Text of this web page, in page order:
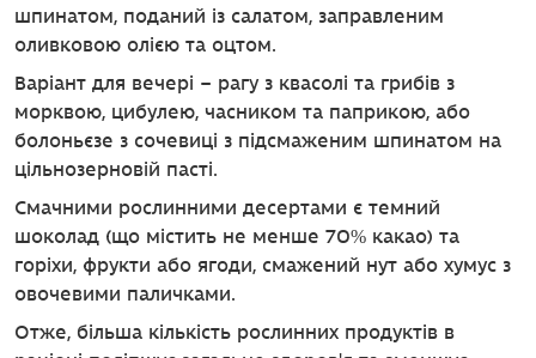
шпинатом, поданий із салатом, заправленим
оливковою олією та оцтом.
Варіант для вечері – рагу з квасолі та грибів з
морквою, цибулею, часником та паприкою, або
болоньєзе з сочевиці з підсмаженим шпинатом на
цільнозерновій пасті.
Смачними рослинними десертами є темний
шоколад (що містить не менше 70% какао) та
горіхи, фрукти або ягоди, смажений нут або хумус з
овочевими паличками.
Отже, більша кількість рослинних продуктів в